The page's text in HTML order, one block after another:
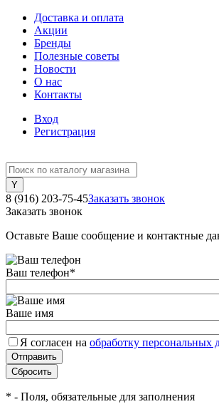
Доставка и оплата
Акции
Бренды
Полезные советы
Новости
О нас
Контакты
Вход
Регистрация
8 (916) 203-75-45Заказать звонок
Заказать звонок
Оставьте Ваше сообщение и контактные
Ваш телефон*
Ваше имя
Я согласен на обработку персональных
* - Поля, обязательные для заполнения